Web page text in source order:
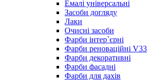
Емалі універсальні
Засоби догляду
Лаки
Очисні засоби
Фарби інтер`єрні
Фарби реноваційні V33
Фарби декоративні
Фарби фасадні
Фарби для дахів